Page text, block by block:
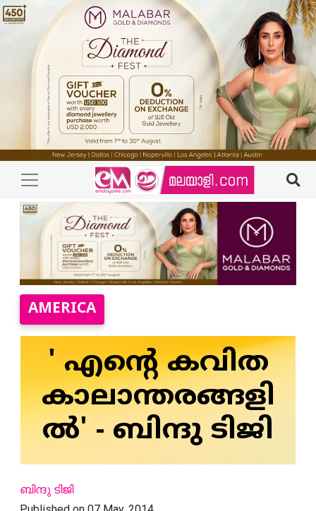
AMERICA
' എന്റെ കവിത
കാലാന്തരങ്ങളി
ല്‍' - ബിന്ദു ടിജി
ബിന്ദു ടിജി